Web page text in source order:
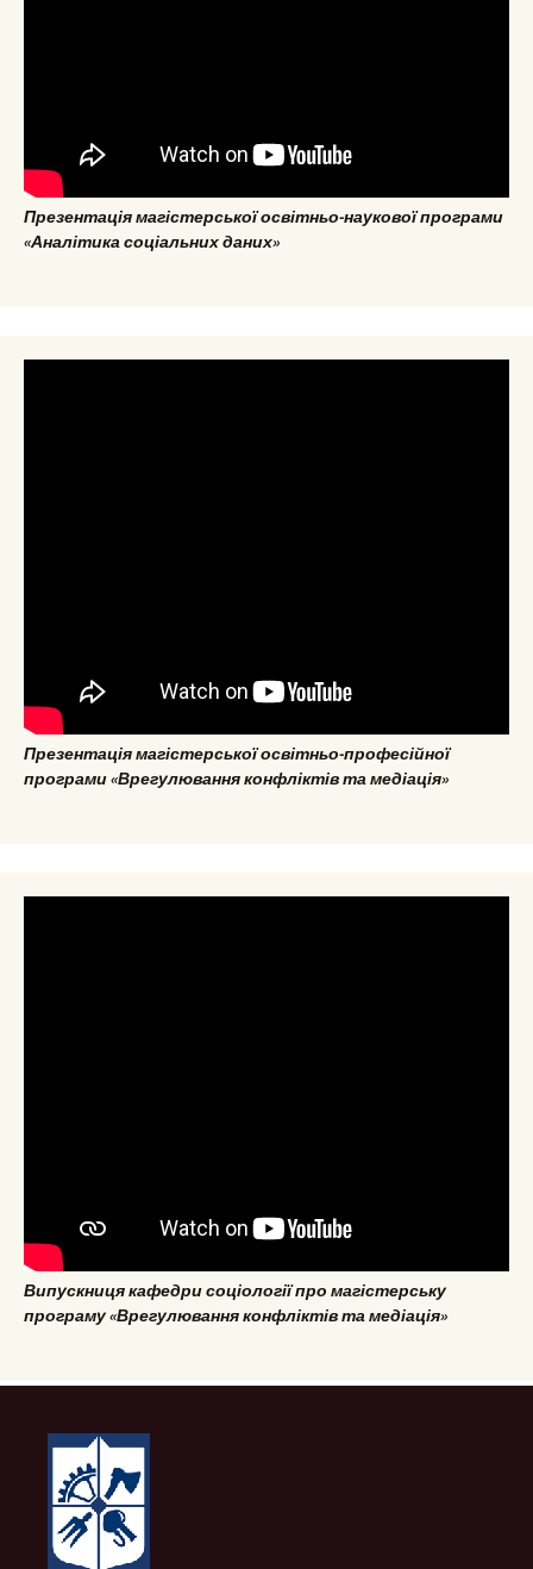
Презентація магістерської освітньо-наукової програми
«Аналітика соціальних даних»
Презентація магістерської освітньо-професійної
програми «Врегулювання конфліктів та медіація»
Випускниця кафедри соціології про магістерську
програму «Врегулювання конфліктів та медіація»